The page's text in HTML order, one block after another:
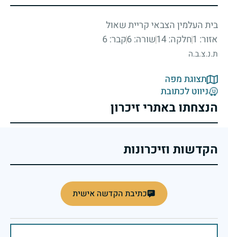
בית העלמין הצבאי קריית שאול
אזור: 1
חלקה: 14 שורה: 6 קבר: 6
ת.נ.צ.ב.ה
תצוגת מפה
ניווט לכתובת
הנצחתו באתרי זיכרון
הקדשות וזיכרונות
כתיבת הקדשה אישית